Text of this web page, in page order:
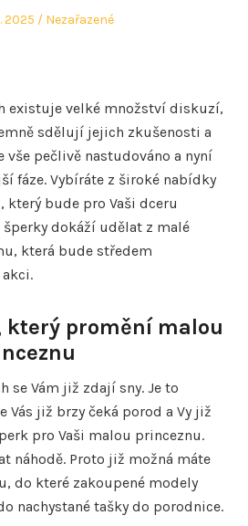
2025
Posted
Nezařazené
existuje velké množství diskuzí,
sdělují jejich zkušenosti a
vše pečlivě nastudováno a nyní
fáze. Vybíráte z široké nabídky
který bude pro Vaši dceru
šperky dokáží udělat z malé
která bude středem
který promění malou
se Vám již zdají sny. Je to
Vás již brzy čeká porod a Vy již
pro Vaši malou princeznu.
náhodě. Proto již možná máte
do které zakoupené modely
nachystané tašky do porodnice.